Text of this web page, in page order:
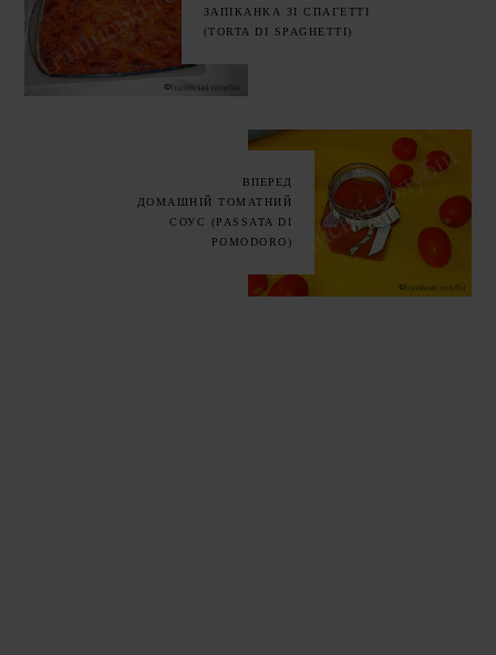
ЗАПІКАНКА ЗІ СПАГЕТТІ
(TORTA DI SPAGHETTI)
ВПЕРЕД
ДОМАШНІЙ ТОМАТНИЙ
СОУС (PASSATA DI
POMODORO)